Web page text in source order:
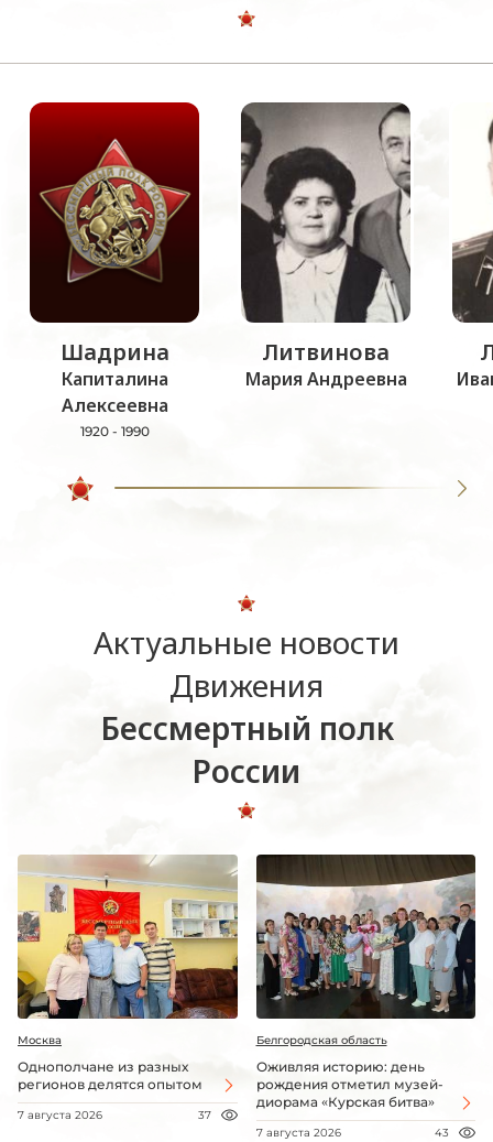
Шадрина
Капиталина
Алексеевна
1920 - 1990
Литвинова
Мария Андреевна
Актуальные новости
Движения
Бессмертный полк
России
Москва
Однополчане из разных
регионов делятся опытом
7 августа 2026 37
Белгородская область
Оживляя историю: день
рождения отметил музей-
диорама «Курская битва»
7 августа 2026 43